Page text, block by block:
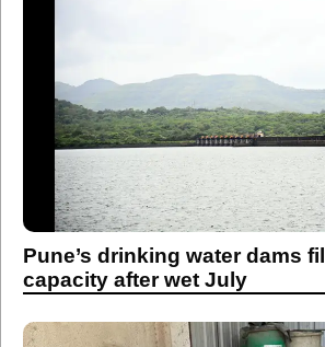
Pune’s drinking water dams
capacity after wet July